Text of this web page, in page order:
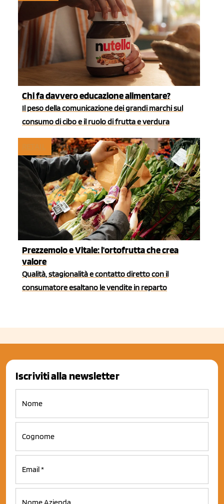
Chi fa davvero educazione alimentare?
Il peso della comunicazione dei grandi marchi sul
consumo di cibo e il ruolo di frutta e verdura
Prezzemolo e Vitale: l'ortofrutta che crea
valore
Qualità, stagionalità e contatto diretto con il
consumatore esaltano le vendite in reparto
Iscriviti alla newsletter